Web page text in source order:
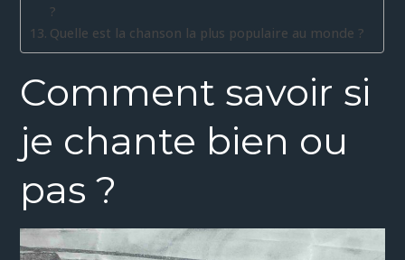
?
Quelle est la chanson la plus populaire au monde ?
Comment savoir si
je chante bien ou
pas ?